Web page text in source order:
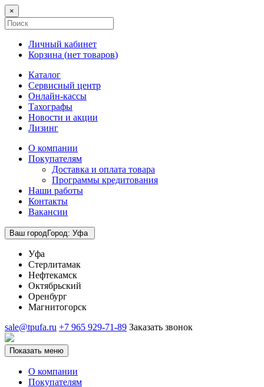
×
Личный кабинет
Корзина (нет товаров)
Каталог
Сервисный центр
Онлайн-кассы
Тахографы
Новости и акции
Лизинг
О компании
Покупателям
Доставка и оплата товара
Программы кредитования
Наши работы
Контакты
Вакансии
Ваш городГород: Уфа
Уфа
Стерлитамак
Нефтекамск
Октябрьский
Оренбург
Магнитогорск
sale@tpufa.ru +7 965 929-71-89 Заказать звонок
Показать меню
О компании
Покупателям